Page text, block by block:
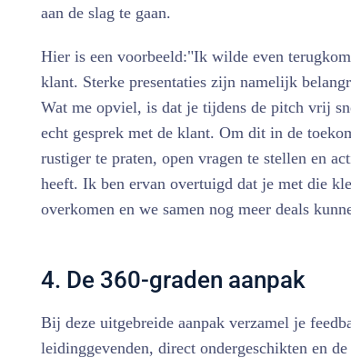
aan de slag te gaan.
Hier is een voorbeeld:"Ik wilde even
klant. Sterke presentaties zijn namelijk
Wat me opviel, is dat je tijdens de pitch vrij
echt gesprek met de klant. Om dit in de
rustiger te praten, open vragen te stellen en
heeft. Ik ben ervan overtuigd dat je met die
overkomen en we samen nog meer deals
4. De 360-graden aanpak
Bij deze uitgebreide aanpak verzamel je
leidinggevenden, direct ondergeschikten en